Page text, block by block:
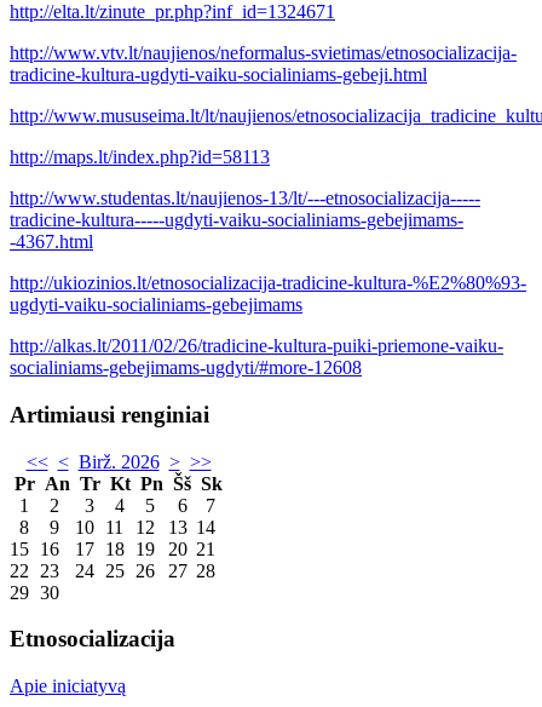
http://elta.lt/zinute_pr.php?inf_id=1324671
http://www.vtv.lt/naujienos/neformalus-svietimas/etnosocializacija-
tradicine-kultura-ugdyti-vaiku-socialiniams-gebeji.html
http://www.mususeima.lt/lt/naujienos/
http://maps.lt/index.php?id=58113
http://www.studentas.lt/naujienos-13/lt/---etnosocializacija-----
tradicine-kultura-----ugdyti-vaiku-socialiniams-gebejimams-
-4367.html
http://ukiozinios.lt/etnosocializacija-tradicine-kultura-%E2%80%93-
ugdyti-vaiku-socialiniams-gebejimams
http://alkas.lt/2011/02/26/tradicine-kultura-puiki-priemone-vaiku-
socialiniams-gebejimams-ugdyti/#more-12608
Artimiausi renginiai
<< < Birž. 2026 > >>
Pr An Tr Kt Pn Šš Sk
1
2 3 4 5 6
7
8
9 10 11 12 13 14
15 16 17 18 19 20 21
22
23 24 25 26 27 28
29 30
Etnosocializacija
Apie iniciatyvą